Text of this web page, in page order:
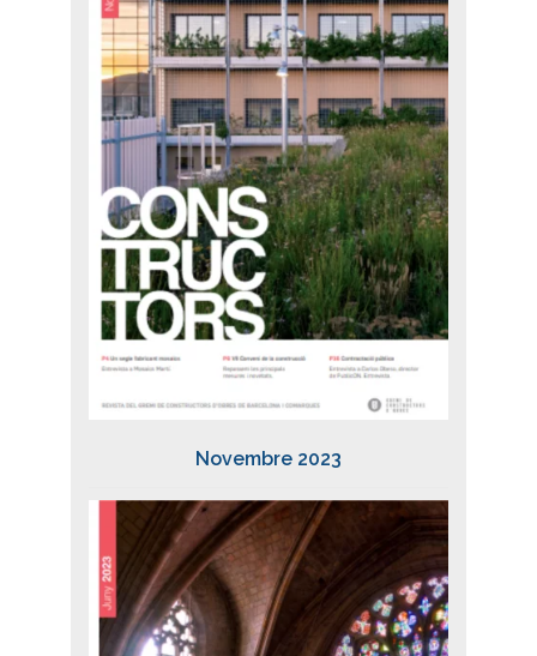
Novembre 2023